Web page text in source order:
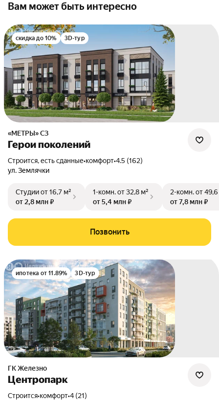
Вам может быть интересно
скидка до 10% 3D-тур
«МЕТРЫ» СЗ
Герои поколений
Строится, есть сданные•комфорт•4.5 (162)
ул. Землячки
Студииот 16,7 м²
от 2,8 млн ₽
1-комн.от 32,8 м²
от 5,4 млн ₽
2-комн.от
от 7,8 млн ₽
Позвонить
ипотека от 11.89% 3D-тур
ГК Железно
Центропарк
Строится•комфорт•4 (21)